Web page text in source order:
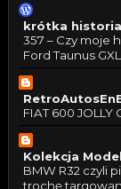
krótka
357 – Czy moje
Ford Taunus GXL
FIAT 600 JOLLY
Kolekcja
BMW R32 czyli
trochę